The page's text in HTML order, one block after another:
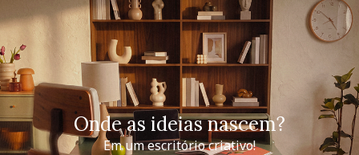
Onde as ideias nascem?
Em um escritório criativo!